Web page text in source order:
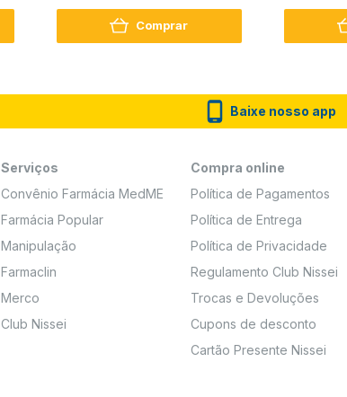
Comprar
Baixe nosso app
Serviços
Convênio Farmácia MedME
Farmácia Popular
Manipulação
Farmaclin
Merco
Club Nissei
Compra online
Política de Pagamentos
Política de Entrega
Política de Privacidade
Regulamento Club Nissei
Trocas e Devoluções
Cupons de desconto
Cartão Presente Nissei